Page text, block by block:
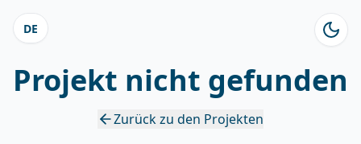
DE
Projekt nicht gefunden
Zurück zu den Projekten